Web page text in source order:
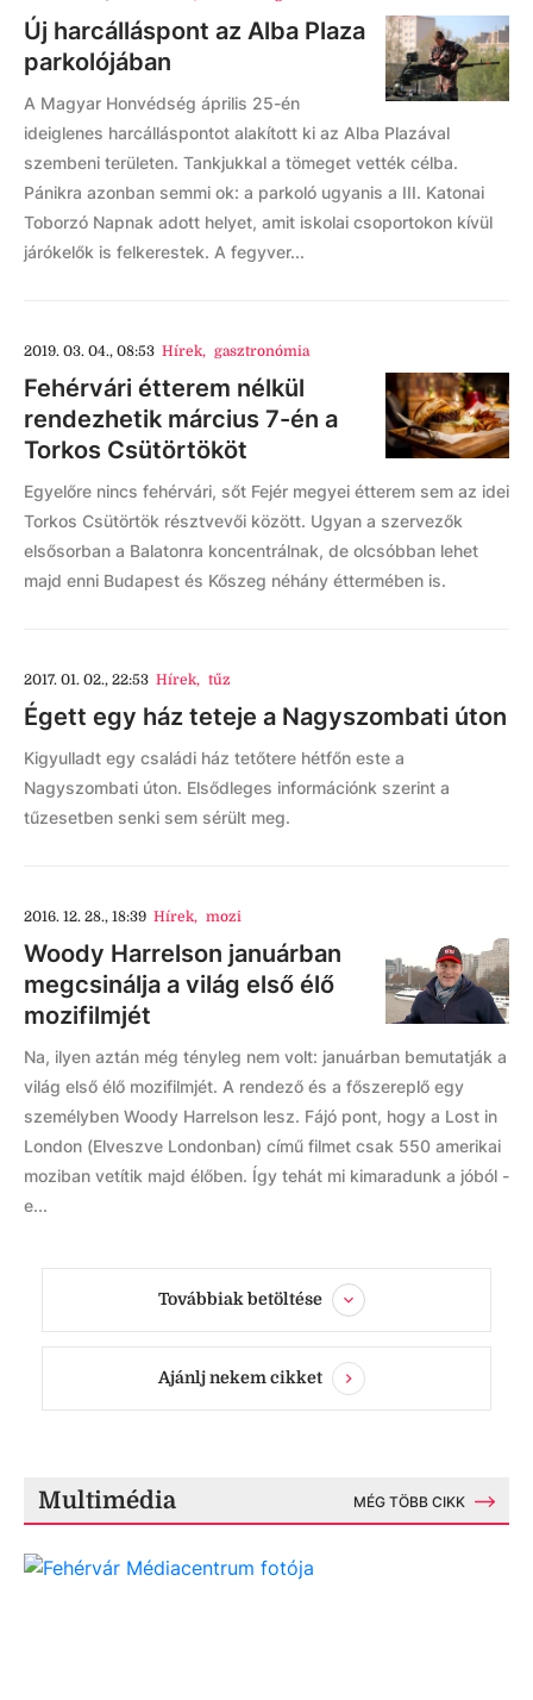
Új harcálláspont az Alba Plaza
parkolójában
A Magyar Honvédség április 25-én
ideiglenes harcálláspontot alakított ki az Alba Plazával
szembeni területen. Tankjukkal a tömeget vették célba.
Pánikra azonban semmi ok: a parkoló ugyanis a III. Katonai
Toborzó Napnak adott helyet, amit iskolai csoportokon kívül
járókelők is felkerestek. A fegyver...
2019. 03. 04., 08:53 Hírek, gasztronómia
Fehérvári étterem nélkül
rendezhetik március 7-én a
Torkos Csütörtököt
Egyelőre nincs fehérvári, sőt Fejér megyei étterem sem az idei
Torkos Csütörtök résztvevői között. Ugyan a szervezők
elsősorban a Balatonra koncentrálnak, de olcsóbban lehet
majd enni Budapest és Kőszeg néhány éttermében is.
2017. 01. 02., 22:53 Hírek, tűz
Égett egy ház teteje a Nagyszombati úton
Kigyulladt egy családi ház tetőtere hétfőn este a
Nagyszombati úton. Elsődleges információnk szerint a
tűzesetben senki sem sérült meg.
2016. 12. 28., 18:39 Hírek, mozi
Woody Harrelson januárban
megcsinálja a világ első élő
mozifilmjét
Na, ilyen aztán még tényleg nem volt: januárban bemutatják a
világ első élő mozifilmjét. A rendező és a főszereplő egy
személyben Woody Harrelson lesz. Fájó pont, hogy a Lost in
London (Elveszve Londonban) című filmet csak 550 amerikai
moziban vetítik majd élőben. Így tehát mi kimaradunk a jóból -
e...
Továbbiak betöltése
Ajánlj nekem cikket
Multimédia MÉG TÖBB CIKK